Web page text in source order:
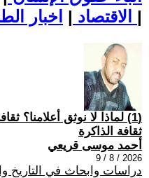
الاقتصاد | |
(1) لماذا لا نوثق أعلامنا؟
ثقافة الذاكرة
أحمد موسى قريعي
2026 / 8 / 9
دراسات وابحاث في التاريخ